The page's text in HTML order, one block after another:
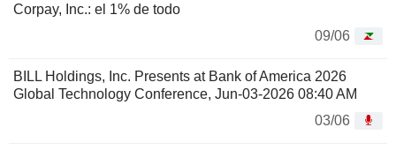
Corpay, Inc.: el 1% de todo
09/06
BILL Holdings, Inc. Presents at Bank of America 2026
Global Technology Conference, Jun-03-2026 08:40 AM
03/06